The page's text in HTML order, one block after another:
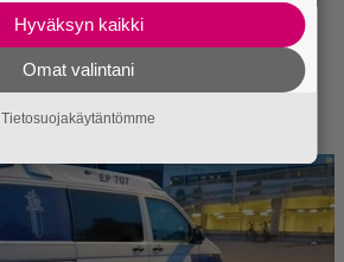
Hyväksyn kaikki
Omat valintani
Tietosuojakäytäntömme